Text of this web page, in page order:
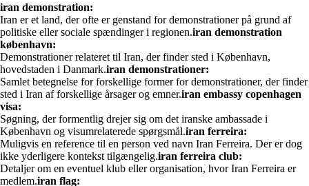
iran demonstration:
Iran er et land, der ofte er genstand for demonstrationer på grund af
politiske eller sociale spændinger i regionen.iran demonstration
københavn:
Demonstrationer relateret til Iran, der finder sted i København,
hovedstaden i Danmark.iran demonstrationer:
Samlet betegnelse for forskellige former for demonstrationer, der finder
sted i Iran af forskellige årsager og emner.iran embassy copenhagen
visa:
Søgning, der formentlig drejer sig om det iranske ambassade i
København og visumrelaterede spørgsmål.iran ferreira:
Muligvis en reference til en person ved navn Iran Ferreira. Der er dog
ikke yderligere kontekst tilgængelig.iran ferreira club:
Detaljer om en eventuel klub eller organisation, hvor Iran Ferreira er
medlem.iran flag: